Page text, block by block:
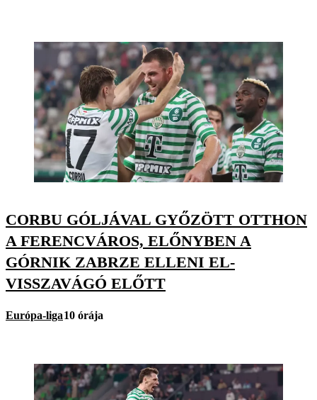
CORBU GÓLJÁVAL GYŐZÖTT OTTHON
A FERENCVÁROS, ELŐNYBEN A
GÓRNIK ZABRZE ELLENI EL-
VISSZAVÁGÓ ELŐTT
Európa-liga10 órája